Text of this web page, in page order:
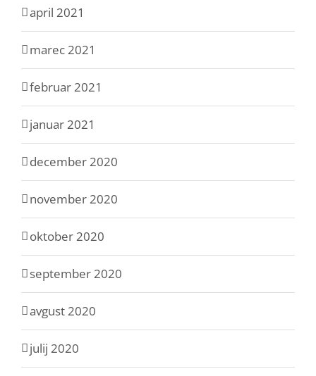
april 2021
marec 2021
februar 2021
januar 2021
december 2020
november 2020
oktober 2020
september 2020
avgust 2020
julij 2020